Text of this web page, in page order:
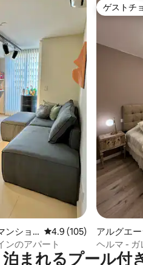
平均評価
ンショ
レビュー105件、5つ星
4.9 (105)
ンのアパート
ゲストチ
ゲストチ
アルグエ
ヘルマ - ガ
えた北ゾ
まれるプール付